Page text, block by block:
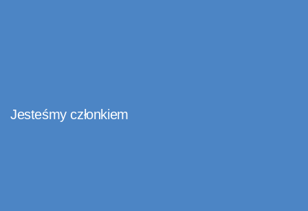
Jesteśmy członkiem